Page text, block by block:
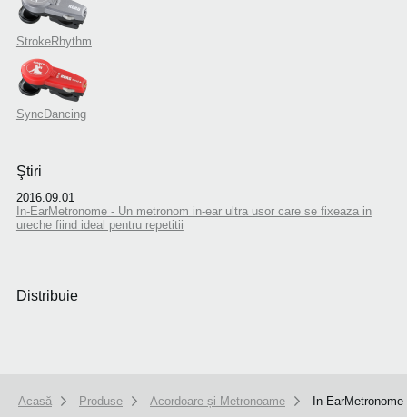
StrokeRhythm
SyncDancing
Ştiri
2016.09.01
In-EarMetronome - Un metronom in-ear ultra usor care se fixeaza in
ureche fiind ideal pentru repetitii
Distribuie
Acasă Produse Acordoare și Metronoame In-EarMetronome